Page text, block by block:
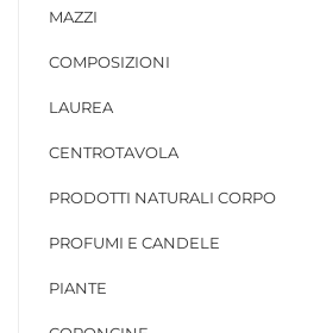
MAZZI
COMPOSIZIONI
LAUREA
CENTROTAVOLA
PRODOTTI NATURALI CORPO
PROFUMI E CANDELE
PIANTE